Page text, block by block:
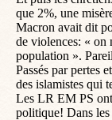
que 2%, une
Macron avait dit
de violences: « on
population ».
Passés par pertes
des islamistes qui
Les LR EM PS
politique! Dans